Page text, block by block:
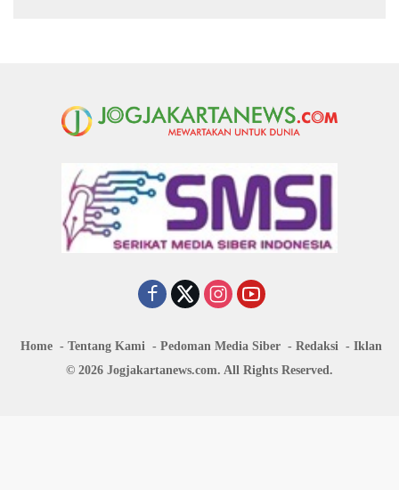
Home Tentang Kami Pedoman Media Siber Redaksi
Iklan
© 2026 Jogjakartanews.com. All Rights Reserved.